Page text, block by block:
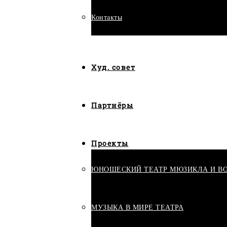
Контакты
Худ. совет
Партнёры
Проекты
ЮНОШЕСКИЙ ТЕАТР МЮЗИКЛА И
МУЗЫКА В МИРЕ ТЕАТРА